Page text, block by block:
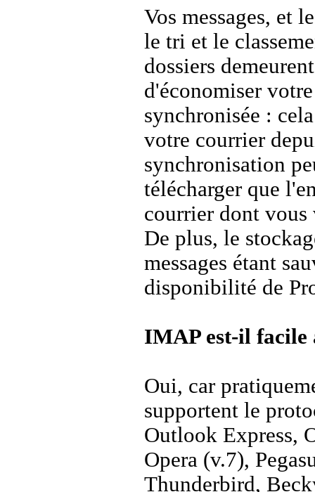
Vos messages, et
le tri et le
dossiers
d'économiser
synchronisée :
votre courrier
synchronisation
télécharger que
courrier dont vous
De plus, le
messages étant
disponibilité de
IMAP est-il facile
Oui, car
supportent le
Outlook Express,
Opera (v.7),
Thunderbird,